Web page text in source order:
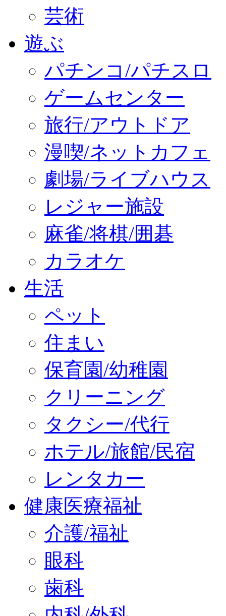
芸術
遊ぶ
パチンコ/パチスロ
ゲームセンター
旅行/アウトドア
漫喫/ネットカフェ
劇場/ライブハウス
レジャー施設
麻雀/将棋/囲碁
カラオケ
生活
ペット
住まい
保育園/幼稚園
クリーニング
タクシー/代行
ホテル/旅館/民宿
レンタカー
健康医療福祉
介護/福祉
眼科
歯科